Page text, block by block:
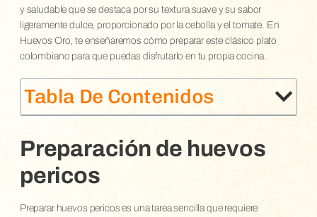
y saludable que se destaca por su textura suave y su sabor
ligeramente dulce, proporcionado por la cebolla y el tomate. En
Huevos Oro, te enseñaremos cómo preparar este clásico plato
colombiano para que puedas disfrutarlo en tu propia cocina.
Tabla De Contenidos
Preparación de huevos
pericos
Preparar huevos pericos es una tarea sencilla que requiere